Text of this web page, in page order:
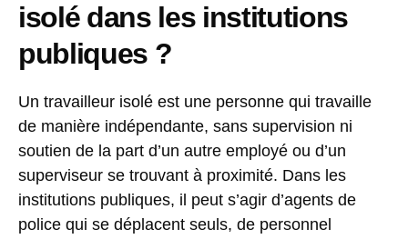
isolé dans les institutions
publiques ?
Un travailleur isolé est une personne qui travaille
de manière indépendante, sans supervision ni
soutien de la part d’un autre employé ou d’un
superviseur se trouvant à proximité. Dans les
institutions publiques, il peut s’agir d’agents de
police qui se déplacent seuls, de personnel